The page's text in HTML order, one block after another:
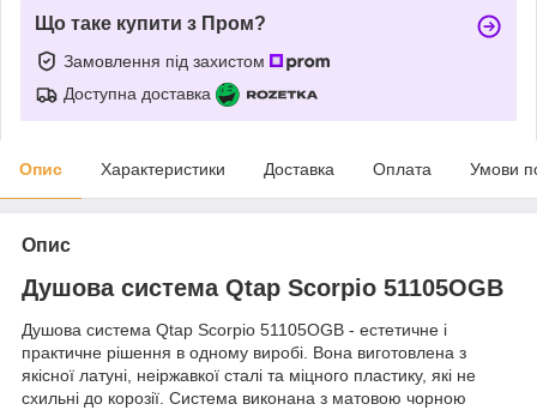
Що таке купити з Пром?
Замовлення під захистом
Доступна доставка
Опис Характеристики Доставка Оплата Умови
Опис
Душова система Qtap Scorpio 51105OGB
Душова система Qtap Scorpio 51105OGB - естетичне і
практичне рішення в одному виробі. Вона виготовлена з
якісної латуні, неіржавкої сталі та міцного пластику, які не
схильні до корозії. Система виконана з матовою чорною